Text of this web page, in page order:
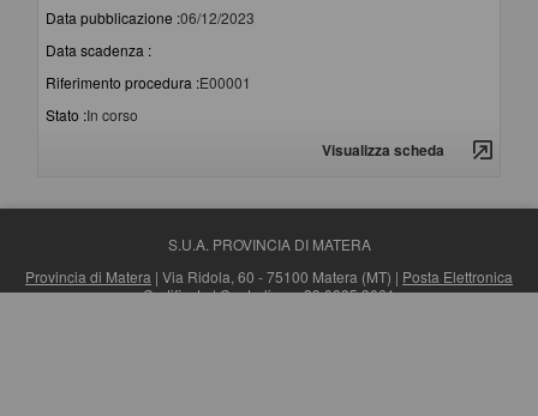
Data pubblicazione :06/12/2023
Data scadenza :
Riferimento procedura :E00001
Stato :In corso
Visualizza scheda
S.U.A. PROVINCIA DI MATERA
Provincia di Matera | Via Ridola, 60 - 75100 Matera (MT) | Posta Elettronica
Certificata| Centralino: +39 0835 3061